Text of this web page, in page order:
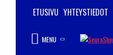
ETUSIVU YHTEYSTIEDOT
MENU